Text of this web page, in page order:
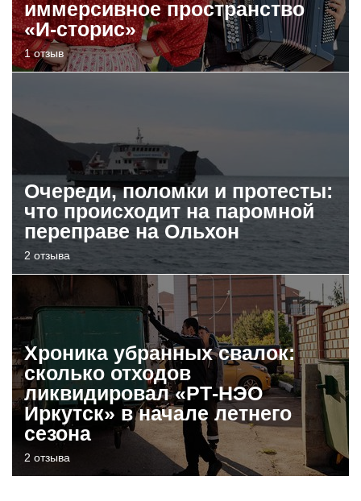
иммерсивное пространство
«И-сторис»
1 отзыв
Очереди, поломки и протесты:
что происходит на паромной
переправе на Ольхон
2 отзыва
Хроника убранных свалок:
сколько отходов
ликвидировал «РТ-НЭО
Иркутск» в начале летнего
сезона
2 отзыва